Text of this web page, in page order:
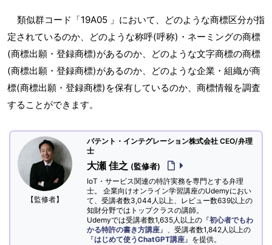
類似群コード「19A05 」において、どのような商標区分が指
定されているのか、どのような称呼(呼称)・ネーミングの商標
(商標出願・登録商標)があるのか、どのような文字商標の商標
(商標出願・登録商標)があるのか、どのような企業・組織が商
標(商標出願・登録商標)を保有しているのか、商標情報を調査
することができます。
【監修者】
パテント・インテグレーション株式会社 CEO/弁理
士
大瀬 佳之 (監修者)
IoT・サービス関連の特許実務を専門とする弁理
士。 企業向けオンライン学習講座のUdemyにおい
て、受講者数3,044人以上、レビュー数639以上の
知財分野ではトップクラスの講師。
Udemyでは受講者数1,635人以上の『初心者でもわ
かる特許の書き方講座』、受講者数1,842人以上の
『はじめて使うChatGPT講座』を提供。